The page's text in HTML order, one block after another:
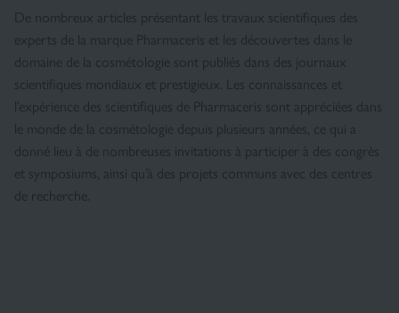
De nombreux articles présentant les travaux scientifiques des
experts de la marque Pharmaceris et les découvertes dans le
domaine de la cosmétologie sont publiés dans des journaux
scientifiques mondiaux et prestigieux. Les connaissances et
l’expérience des scientifiques de Pharmaceris sont appréciées dans
le monde de la cosmétologie depuis plusieurs années, ce qui a
donné lieu à de nombreuses invitations à participer à des congrès
et symposiums, ainsi qu’à des projets communs avec des centres
de recherche.